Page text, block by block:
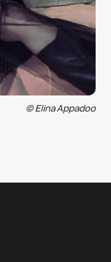
© Elina Appadoo